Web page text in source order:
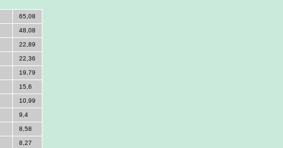
65,08
48,08
22,89
22,36
19,79
15,6
10,99
9,4
8,58
8,27